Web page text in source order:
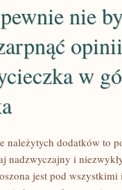
nie
w
należytych dodatków to
nadzwyczajny i
jest pod